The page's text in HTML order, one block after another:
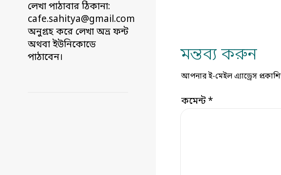
লেখা পাঠাবার ঠিকানা:
cafe.sahitya@gmail.com
অনুগ্রহ করে লেখা অভ্র ফন্ট
অথবা ইউনিকোডে
পাঠাবেন।
মন্তব্য করুন
আপনার ই-মেইল এ্যাড্রেস
কমেন্ট*